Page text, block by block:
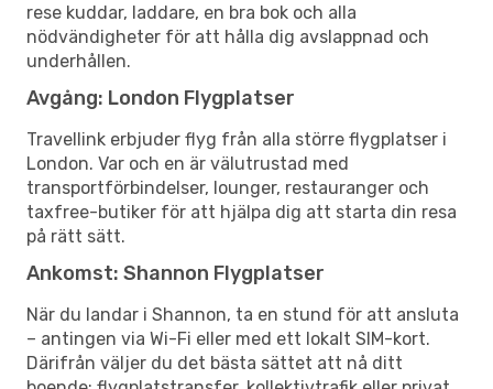
rese kuddar, laddare, en bra bok och alla
nödvändigheter för att hålla dig avslappnad och
underhållen.
Avgång: London Flygplatser
Travellink erbjuder flyg från alla större flygplatser i
London. Var och en är välutrustad med
transportförbindelser, lounger, restauranger och
taxfree-butiker för att hjälpa dig att starta din resa
på rätt sätt.
Ankomst: Shannon Flygplatser
När du landar i Shannon, ta en stund för att ansluta
– antingen via Wi-Fi eller med ett lokalt SIM-kort.
Därifrån väljer du det bästa sättet att nå ditt